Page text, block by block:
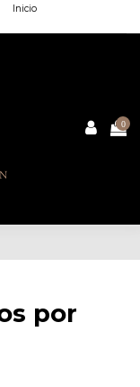
Inicio
0
por